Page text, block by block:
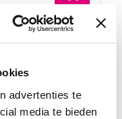
advertenties te
media te bieden